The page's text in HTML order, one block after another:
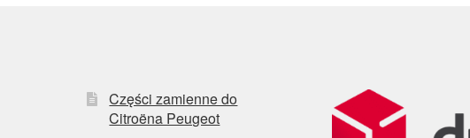
Części zamienne do
Citroëna Peugeot